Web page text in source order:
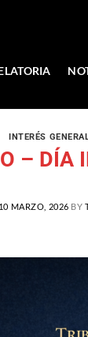
INTERÉS
– DÍA
10 MARZO, 2026 BY